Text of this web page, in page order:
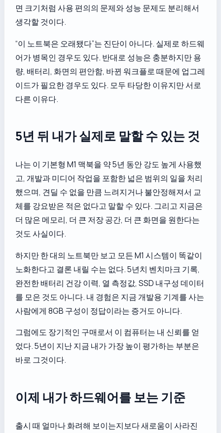
면 크기처럼 사용 편의의 문제와 성능 문제도 분리해서
생각할 것이다.
“이 노트북은 오래됐다”는 진단이 아니다. 실제로 하드웨
어가 병목인 경우도 있다. 반대로 성능은 충분하지만 용
량, 배터리, 화면의 편안함, 바뀐 워크플로 때문에 업그레
이드가 필요한 경우도 있다. 모두 타당한 이유지만 서로
다른 이유다.
5년 뒤 내가 실제로 말할 수 있는 것
나는 이 기본형 M1 맥북을 약 5년 동안 강도 높게 사용했
고, 개발과 미디어 작업을 포함한 넓은 범위의 일을 처리
했으며, 견딜 수 없을 만큼 느려지거나 불안정해져서 교
체를 강요받은 적은 없다고 말할 수 있다. 그리고 지금은
더 많은 메모리, 더 큰 저장 공간, 더 큰 화면을 원한다는
것도 사실이다.
하지만 한 대의 노트북만 보고 모든 M1 시스템이 똑같이
노화한다고 결론 내릴 수는 없다. 5년치 벤치마크 기록,
완전한 배터리 건강 이력, 열 측정값, SSD 내구성 데이터
를 모은 것도 아니다. 내 경험은 지금 개발용 기계를 사는
사람에게 8GB 구성이 정답이라는 증거도 아니다.
그럼에도 장기적인 구매로서 이 컴퓨터는 내 신뢰를 얻
었다. 5년이 지난 지금 내가 가장 높이 평가하는 부분은
바로 그것이다.
이제 내가 하드웨어를 보는 기준
출시 때 얼마나 화려해 보이는지보다 새로움이 사라진